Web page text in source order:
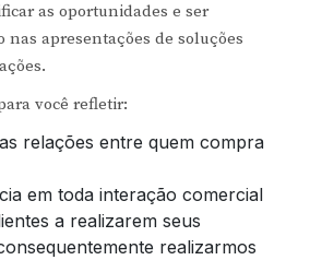
as oportunidades e ser
nas apresentações de soluções
você refletir:
relações entre quem compra
em toda interação comercial
a realizarem seus
realizarmos